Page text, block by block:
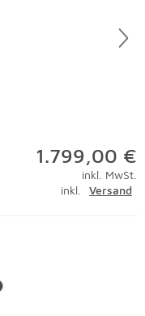
1.799,00 €
inkl. MwSt.
inkl.
Versand